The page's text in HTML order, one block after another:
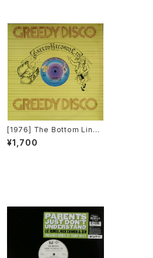
[1976] The Bottom Line
– That's The Way To Go
/ Crazy Dancin' [Greedy
¥1,700